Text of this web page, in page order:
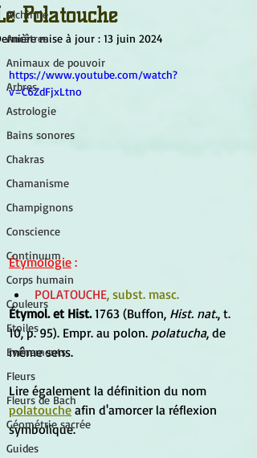
Alchimie
Ancêtres
Animaux de pouvoir
Arbres
Astrologie
Bains sonores
Chakras
Chamanisme
Champignons
Conscience
Continuum
Corps humain
Couleurs
Etoiles
Evénements
Fleurs
Fleurs de Bach
Géométrie sacrée
Guides
Polatouche
mise à jour : 13 juin 2024
https://www.youtube.com/watch?
v=C6ZdFjxLtno
Étymologie :
POLATOUCHE, subst. masc.
Étymol. et Hist. 1763 (Buffon, Hist. nat., t.
10, p. 95). Empr. au polon. polatucha, de
même sens.
Lire également la définition du nom
polatouche afin d'amorcer la réflexion
symbolique.